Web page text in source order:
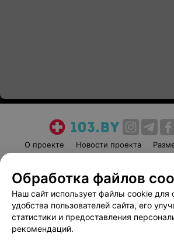
О проекте Новости проекта
Пользовательское соглашение
Вакансии
Партнеры
Написать руководителю
Обработка файлов
Наш сайт использует файлы cookie для
удобства пользователей сайта, его
статистики и предоставления
рекомендаций.